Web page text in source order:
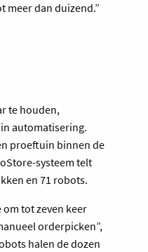
meer dan duizend.”
te houden,
automatisering.
proeftuin binnen de
systeem telt
en 71 robots.
om tot zeven keer
orderpicken”,
halen de dozen